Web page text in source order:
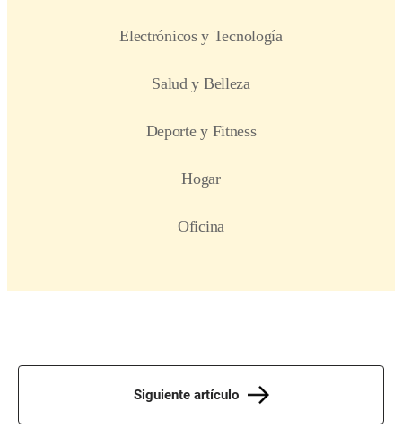
Siguiente artículo